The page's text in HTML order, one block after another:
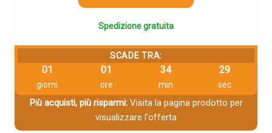
Spedizione gratuita
SCADE TRA:
01
giorni
01
ore
34
min
28
sec
Più acquisti, più risparmi:Visita la pagina prodotto per
visualizzare l'offerta